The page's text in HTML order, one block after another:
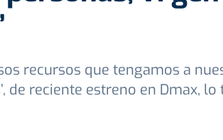
recursos que tengamos a
de reciente estreno en Dmax, lo